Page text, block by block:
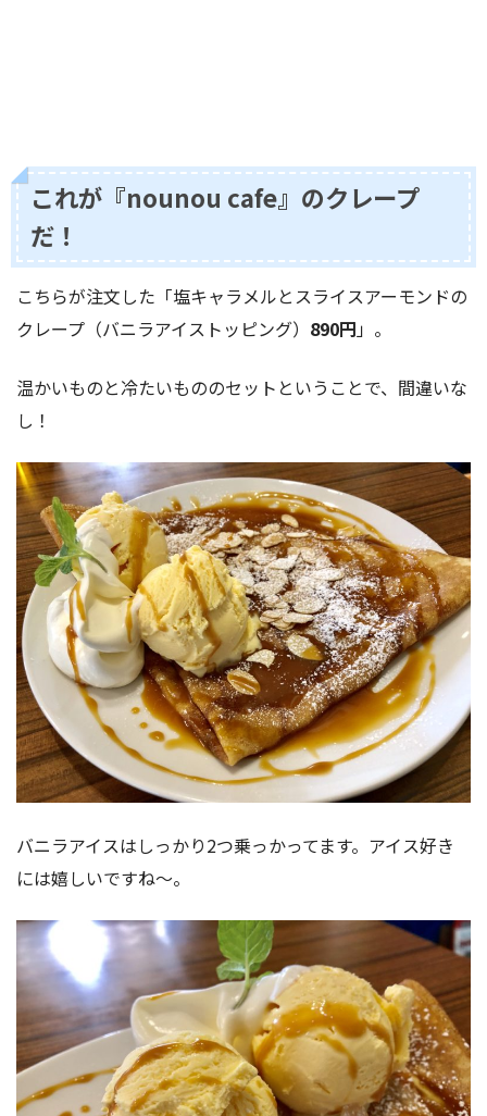
これが『nounou cafe』のクレープ
だ！
こちらが注文した「塩キャラメルとスライスアーモンドの
クレープ（バニラアイストッピング） 890円 」。
温かいものと冷たいもののセットということで、間違いな
し！
バニラアイスはしっかり2つ乗っかってます。アイス好き
には嬉しいですね〜。